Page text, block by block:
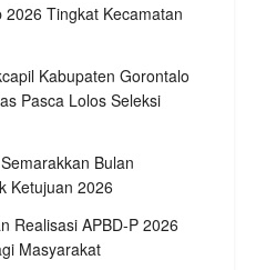
Tingkat Kecamatan
Kabupaten Gorontalo
Pasca Lolos Seleksi
Bulan
Ketujuan 2026
Realisasi APBD-P 2026
Masyarakat